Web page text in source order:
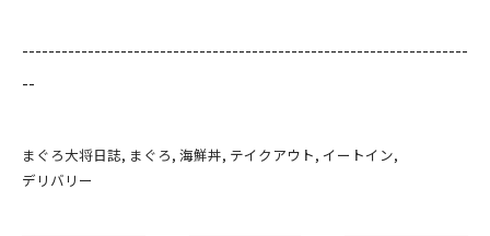
--------------------------------------------------------------------
--
まぐろ大将日誌 まぐろ 海鮮丼 テイクアウト イートイン
デリバリー